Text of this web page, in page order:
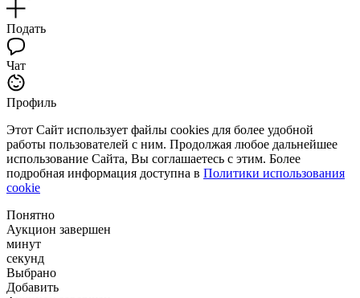
Подать
Чат
Профиль
Этот Сайт использует файлы cookies для более удобной
работы пользователей с ним. Продолжая любое дальнейшее
использование Сайта, Вы соглашаетесь с этим. Более
подробная информация доступна в Политики использования
cookie
Понятно
Аукцион завершен
минут
секунд
Выбрано
Добавить